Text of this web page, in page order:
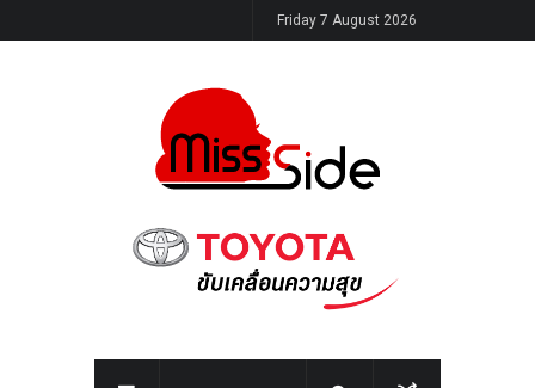
Friday 7 August 2026